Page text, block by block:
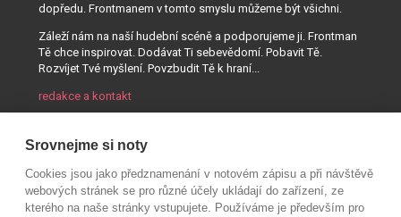
dopředu. Frontmanem v tomto smyslu můžeme být všichni.
Záleží nám na naší hudební scéně a podporujeme ji. Frontman
Tě chce inspirovat. Dodávat Ti sebevědomí. Pobavit Tě.
Rozvíjet Tvé myšlení. Povzbudit Tě k hraní...
redakce a kontakt
Srovnejme si noty
Cookies jsou jako předznamenání v notovém zápisu a při návštěvě
webových stránek se pro různé účely ukládají do zařízení, ze
kterého na naše stránky vstupujete. Používáme je především pro